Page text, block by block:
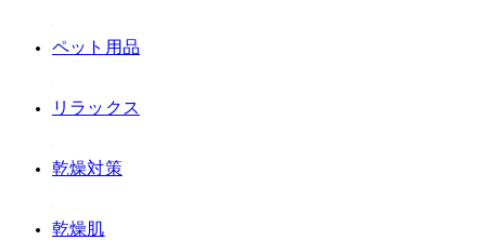
#ペット用品
#リラックス
#乾燥対策
#乾燥肌